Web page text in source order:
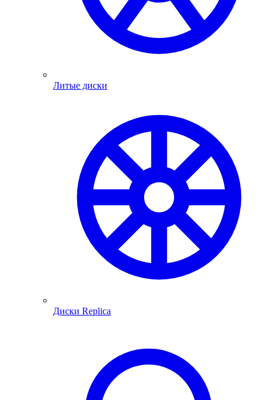
Литые диски
Диски Replica